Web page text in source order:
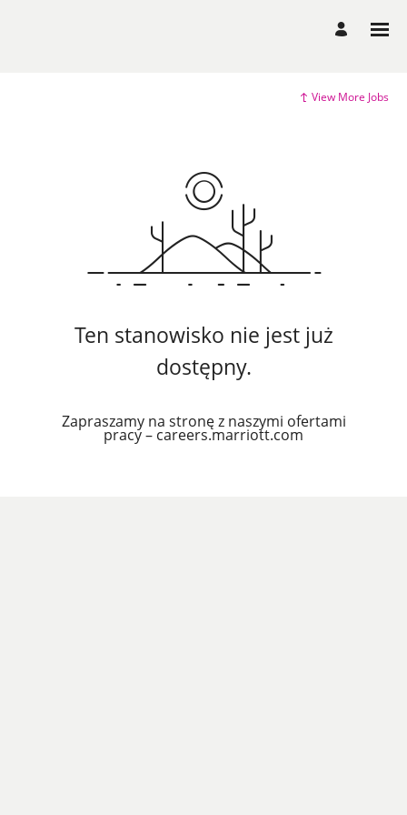
View More Jobs
Ten stanowisko nie jest już
dostępny.
Zapraszamy na stronę z naszymi ofertami
pracy – careers.marriott.com